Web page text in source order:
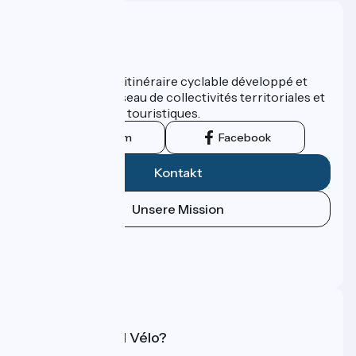
ViaRhôna est un itinéraire cyclable développé et
promu par un réseau de collectivités territoriales et
leurs institutions touristiques.
Instagram Facebook
Kontakt
Unsere Mission
Was ist Accueil Vélo?